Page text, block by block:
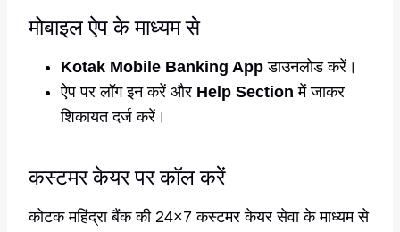
मोबाइल ऐप के माध्यम से
Kotak Mobile Banking App डाउनलोड करें।
ऐप पर लॉग इन करें और Help Section में जाकर
शिकायत दर्ज करें।
कस्टमर केयर पर कॉल करें
कोटक महिंद्रा बैंक की 24×7 कस्टमर केयर सेवा के माध्यम से